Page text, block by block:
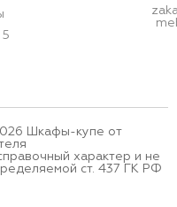
5
Шкафы-купе от
характер и не
ст. 437 ГК РФ